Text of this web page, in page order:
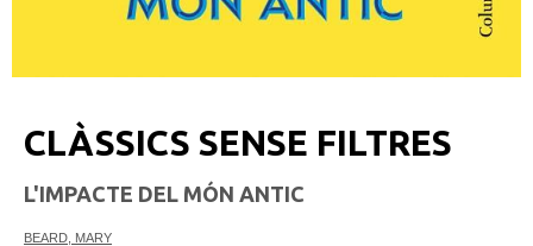
CLÀSSICS SENSE FILTRES
L'IMPACTE DEL MÓN ANTIC
BEARD, MARY